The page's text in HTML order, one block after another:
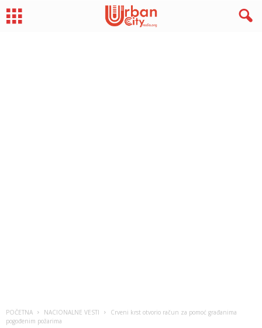
POČETNA NACIONALNE VESTI
Crveni krst otvorio račun za pomoć građanima
pogođenim požarima